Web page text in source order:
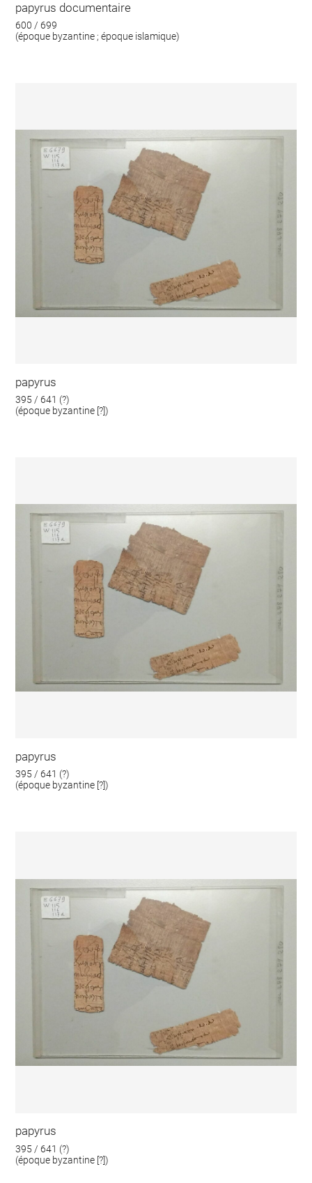
papyrus documentaire
600 / 699
(époque byzantine ; époque islamique)
papyrus
395 / 641 (?)
(époque byzantine [?])
papyrus
395 / 641 (?)
(époque byzantine [?])
papyrus
395 / 641 (?)
(époque byzantine [?])